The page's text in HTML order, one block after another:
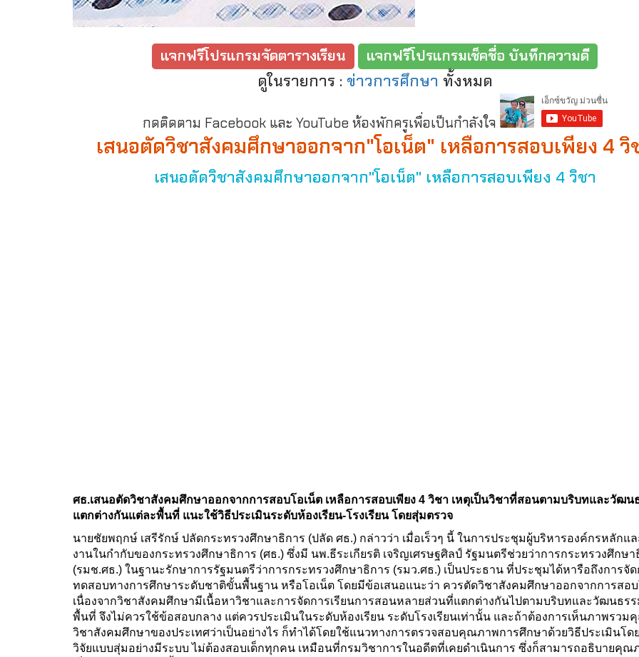
แจกฟรีโปรแกรมจัดตารางเรียน แจกฟรีโปรแกรมเช็คชื่อ บันทึกความดี
ดูในรายการ : ข่าวการศึกษา ทั้งหมด
กดติดตาม Facebook และ YouTube ห้องพักครูเพื่อเป็นกำลังใจ
เสนอตัดวิชาสังคมศึกษาออกจาก"โอเน็ต" เหลือการสอบเพียง 4 วิ
เสนอตัดวิชาสังคมศึกษาออกจาก"โอเน็ต" เหลือการสอบเพียง 4 วิชา
ศธ.เสนอตัดวิชาสังคมศึกษาออกจากการสอบโอเน็ต เหลือการสอบเพียง 4 วิชา เหตุเป็นวิชาที่สอนตามบริบทและวัฒน
แตกต่างกันแต่ละพื้นที่ แนะใช้วิธีประเมินระดับห้องเรียน-โรงเรียน โดยสุ่มตรวจ
นายชัยพฤกษ์ เสรีรักษ์ ปลัดกระทรวงศึกษาธิการ (ปลัด ศธ.) กล่าวว่า เมื่อเร็วๆ นี้ ในการประชุมผู้บริหารองค์กรหลักแ
งานในกำกับของกระทรวงศึกษาธิการ (ศธ.) ซึ่งมี นพ.ธีระเกียรติ เจริญเศรษฐศิลป์ รัฐมนตรีช่วยว่าการกระทรวงศึกษา
(รมช.ศธ.) ในฐานะรักษาการรัฐมนตรีว่าการกระทรวงศึกษาธิการ (รมว.ศธ.) เป็นประธาน ที่ประชุมได้หารือถึงการจัด
ทดสอบทางการศึกษาระดับชาติขั้นพื้นฐาน หรือโอเน็ต โดยมีข้อเสนอแนะว่า ควรตัดวิชาสังคมศึกษาออกจากการสอบ
เนื่องจากวิชาสังคมศึกษามีเนื้อหาวิชาและการจัดการเรียนการสอนหลายส่วนที่แตกต่างกันไปตามบริบทและวัฒนธร
พื้นที่ จึงไม่ควรใช้ข้อสอบกลาง แต่ควรประเมินในระดับห้องเรียน ระดับโรงเรียนเท่านั้น และถ้าต้องการเห็นภาพรวม
วิชาสังคมศึกษาของประเทศว่าเป็นอย่างไร ก็ทำได้โดยใช้แนวทางการตรวจสอบคุณภาพการศึกษาด้วยวิธีประเมินโด
วิจัยแบบสุ่มอย่างมีระบบ ไม่ต้องสอบเด็กทุกคน เหมือนที่กรมวิชาการในอดีตที่เคยดำเนินการ ซึ่งก็สามารถอธิบายคุณ